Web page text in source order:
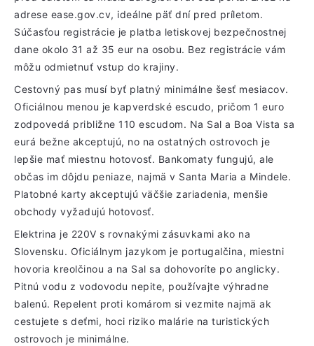
adrese ease.gov.cv, ideálne päť dní pred príletom.
Súčasťou registrácie je platba letiskovej bezpečnostnej
dane okolo 31 až 35 eur na osobu. Bez registrácie vám
môžu odmietnuť vstup do krajiny.
Cestovný pas musí byť platný minimálne šesť mesiacov.
Oficiálnou menou je kapverdské escudo, pričom 1 euro
zodpovedá približne 110 escudom. Na Sal a Boa Vista sa
eurá bežne akceptujú, no na ostatných ostrovoch je
lepšie mať miestnu hotovosť. Bankomaty fungujú, ale
občas im dôjdu peniaze, najmä v Santa Maria a Mindele.
Platobné karty akceptujú väčšie zariadenia, menšie
obchody vyžadujú hotovosť.
Elektrina je 220V s rovnakými zásuvkami ako na
Slovensku. Oficiálnym jazykom je portugalčina, miestni
hovoria kreolčinou a na Sal sa dohovoríte po anglicky.
Pitnú vodu z vodovodu nepite, používajte výhradne
balenú. Repelent proti komárom si vezmite najmä ak
cestujete s deťmi, hoci riziko malárie na turistických
ostrovoch je minimálne.